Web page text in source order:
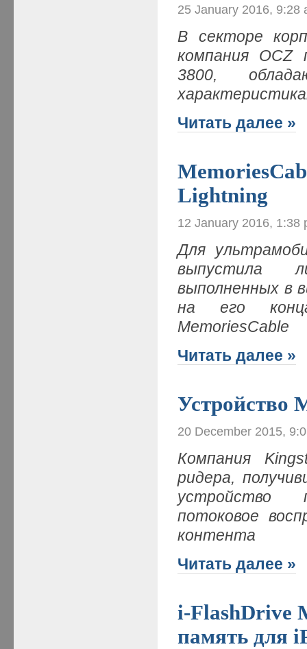
25 January 2016, 9:28
В секторе
компания OCZ
3800,
Читать далее »
Lightning
12 January 2016, 1:38
Для
выпустила
выполненных в
на его
MemoriesCable
Читать далее »
Устройство
20 December 2015,
Компания
ридера,
устройство
потоковое
контента
Читать далее »
i-FlashDrive
память для